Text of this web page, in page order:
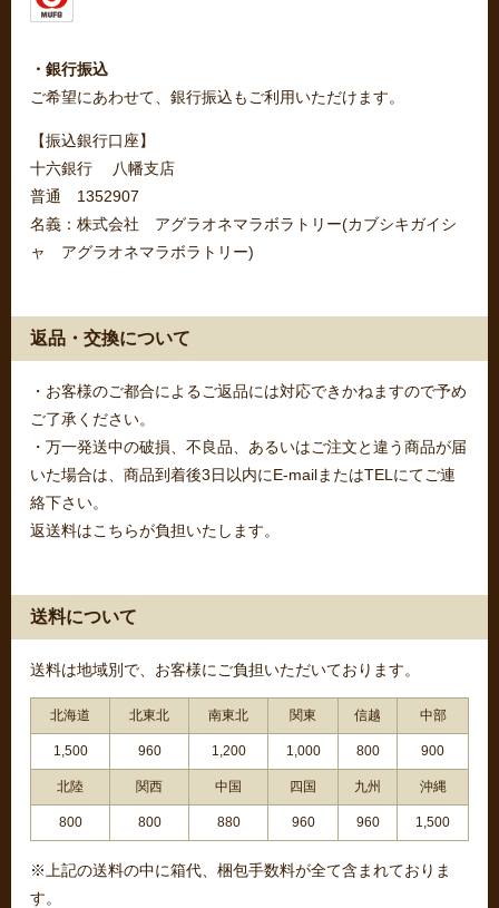
・銀行振込
ご希望にあわせて、銀行振込もご利用いただけます。
【振込銀行口座】
十六銀行 八幡支店
普通 1352907
名義：株式会社 アグラオネマラボラトリー(カブシキガイシ
ャ アグラオネマラボラトリー)
返品・交換について
・お客様のご都合によるご返品には対応できかねますので予め
ご了承ください。
・万一発送中の破損、不良品、あるいはご注文と違う商品が届
いた場合は、商品到着後3日以内にE-mailまたはTELにてご連
絡下さい。
返送料はこちらが負担いたします。
送料について
送料は地域別で、お客様にご負担いただいております。
北海道 北東北 南東北 関東 信越 中部
1,500 960 1,200 1,000 800 900
北陸 関西 中国 四国 九州 沖縄
800 800 880 960 960 1,500
※上記の送料の中に箱代、梱包手数料が全て含まれておりま
す。